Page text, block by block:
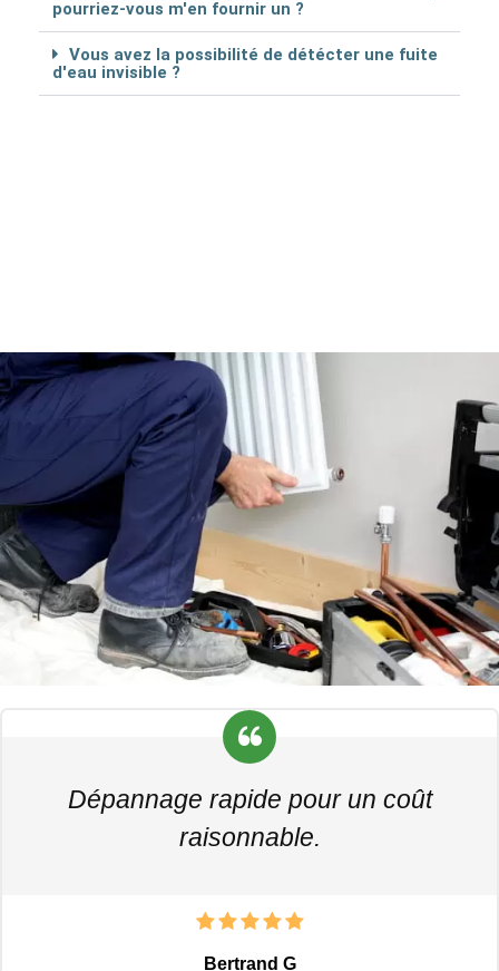
pourriez-vous m'en fournir un ?
Vous avez la possibilité de détécter une fuite
d'eau invisible ?
Dépannage rapide pour un coût
raisonnable.
Bertrand G